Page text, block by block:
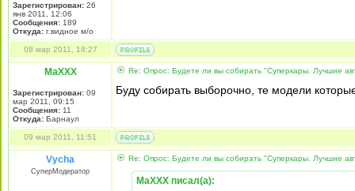
Зарегистрирован: 26
янв 2011, 12:06
Сообщения: 189
Откуда: г.видное м/о
08 мар 2011, 18:27
MaXXX
Зарегистрирован: 09
мар 2011, 09:15
Сообщения: 11
Откуда: Барнаул
Re: Опрос: Будете ли вы собирать "Суперкары. Лучшие
Буду собирать выборочно, те модели
09 мар 2011, 11:51
Vycha
СуперМодератор
Re: Опрос: Будете ли вы собирать "Суперкары. Лучшие
MaXXX писал(а):